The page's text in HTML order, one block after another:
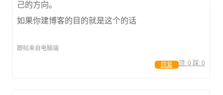
己的方向。
如果你建博客的目的就是这个的话
跟帖来自电脑端
顶: 0 踩: 0
回复